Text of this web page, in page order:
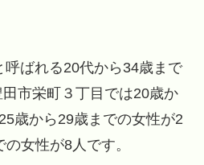
呼ばれる20代から34歳まで
市栄町３丁目では20歳か
歳から29歳までの女性が2
女性が8人です。